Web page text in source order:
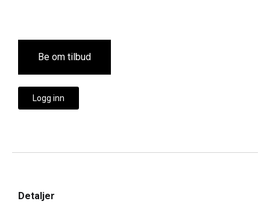
Be om tilbud
Logg inn
Detaljer